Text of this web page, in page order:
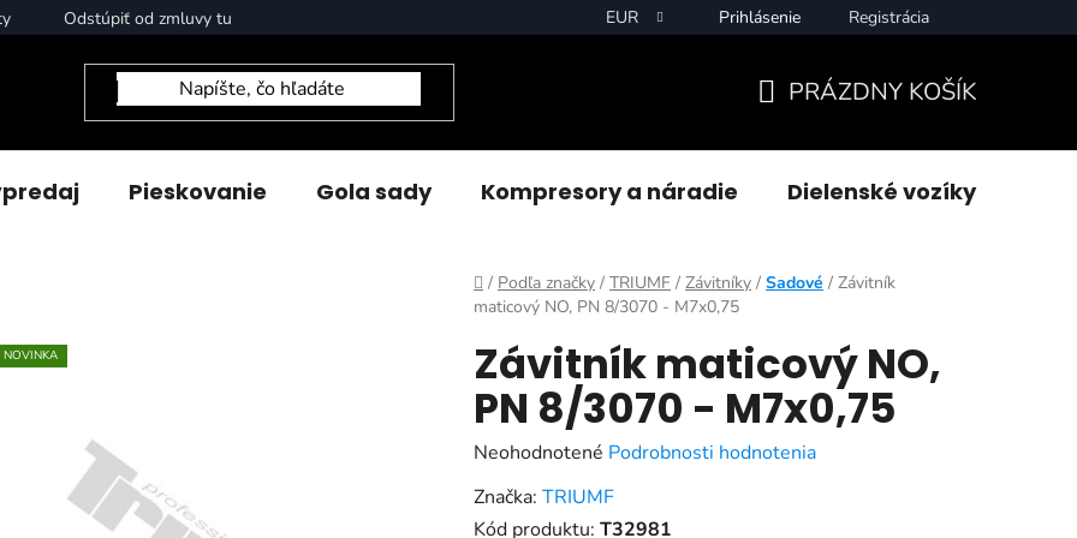
Odstúpiť od zmluvy tu EUR Prihlásenie Registrácia
KOŠÍK
PRÁZDNY KOŠÍK
Pieskovanie Gola sady Kompresory a náradie Dielenské vozíky
Domov
/ Podľa značky / TRIUMF / Závitníky / Sadové / Závitník
maticový NO, PN 8/3070 - M7x0,75
Závitník maticový NO,
PN 8/3070 - M7x0,75
Priemerné
hodnotenie
produktu
Neohodnotené Podrobnosti hodnotenia
Značka: TRIUMF
Kód produktu: T32981
NOVINKA